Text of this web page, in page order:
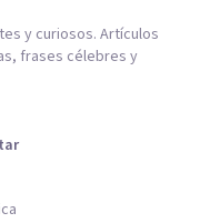
y curiosos. Artículos
frases célebres y